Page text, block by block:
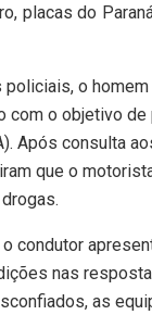
placas do
policiais, o
com o objetivo
Após consulta
que o
condutor
nas
as